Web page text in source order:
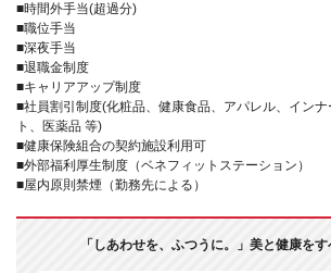
■時間外手当(超過分)
■職位手当
■深夜手当
■退職金制度
■キャリアアップ制度
■社員割引制度(化粧品、健康食品、アパレル、イン
ト、医薬品 等)
■健康保険組合の契約施設利用可
■外部福利厚生制度（ベネフィットステーション）
■屋内原則禁煙（勤務先による）
「しあわせを、ふつうに。」美と健康をす